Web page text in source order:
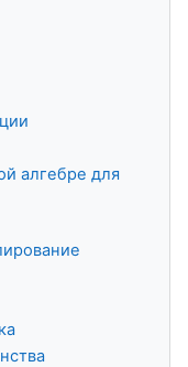
алгебре для